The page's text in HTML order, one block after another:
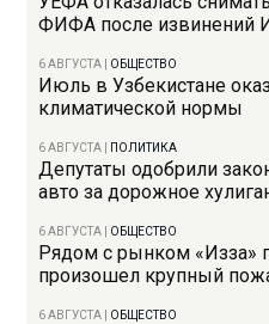
ФИФА после извинений
6 АВГУСТА ОБЩЕСТВО
Июль в Узбекистане
климатической нормы
6 АВГУСТА ПОЛИТИКА
Депутаты одобрили
авто за дорожное
6 АВГУСТА ОБЩЕСТВО
Рядом с рынком «Изза»
произошел крупный
6 АВГУСТА ОБЩЕСТВО